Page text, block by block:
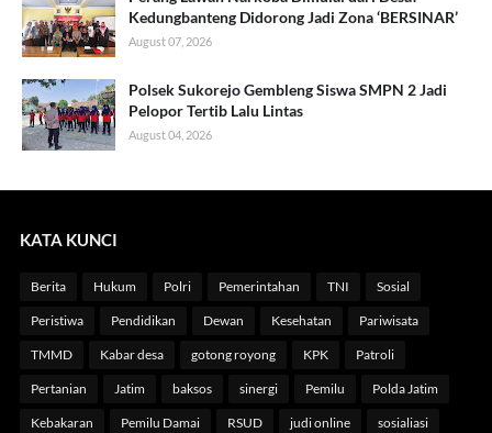
Kedungbanteng Didorong Jadi Zona ‘BERSINAR’
August 07, 2026
Polsek Sukorejo Gembleng Siswa SMPN 2 Jadi
Pelopor Tertib Lalu Lintas
August 04, 2026
KATA KUNCI
Berita Hukum Polri Pemerintahan TNI Sosial
Peristiwa Pendidikan Dewan Kesehatan Pariwisata
TMMD Kabar desa gotong royong KPK Patroli
Pertanian Jatim baksos sinergi Pemilu Polda Jatim
Kebakaran Pemilu Damai RSUD judi online sosialiasi